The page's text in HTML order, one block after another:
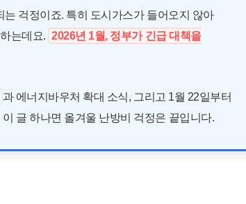
는 걱정이죠. 특히 도시가스가 들어오지 않아
는데요. 2026년 1월, 정부가 긴급 대책을
과 에너지바우처 확대 소식, 그리고 1월 22일부터
글 하나면 올겨울 난방비 걱정은 끝입니다.